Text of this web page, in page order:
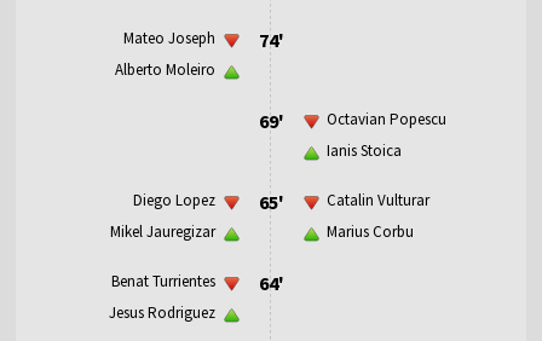
74'
Mateo Joseph
Alberto Moleiro
69'
Octavian Popescu
Ianis Stoica
65'
Diego Lopez
Mikel Jauregizar
Catalin Vulturar
Marius Corbu
64'
Benat Turrientes
Jesus Rodriguez